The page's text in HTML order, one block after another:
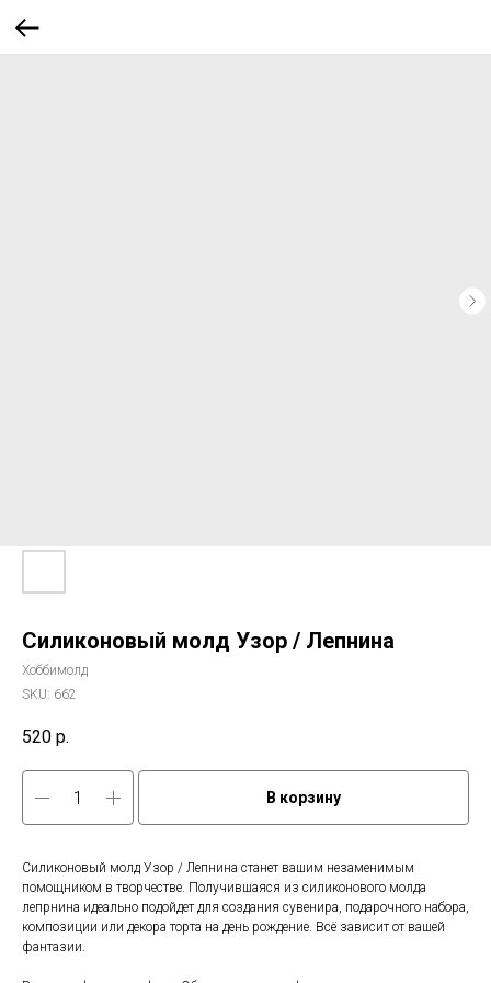
Силиконовый молд Узор / Лепнина
Хоббимолд
SKU: 662
520 р.
В корзину
Силиконовый молд Узор / Лепнина станет вашим незаменимым
помощником в творчестве. Получившаяся из силиконового молда
лепрнина идеально подойдет для создания сувенира, подарочного набора,
композиции или декора торта на день рождение. Всё зависит от вашей
фантазии.